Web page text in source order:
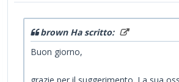
brown Ha scritto:
Buon giorno,